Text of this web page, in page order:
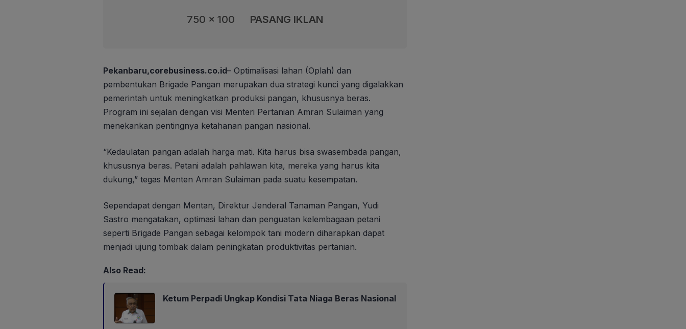
750 x 100 PASANG IKLAN
Pekanbaru,corebusiness.co.id– Optimalisasi lahan (Oplah) dan
pembentukan Brigade Pangan merupakan dua strategi kunci yang digalakkan
pemerintah untuk meningkatkan produksi pangan, khususnya beras.
Program ini sejalan dengan visi Menteri Pertanian Amran Sulaiman yang
menekankan pentingnya ketahanan pangan nasional.
“Kedaulatan pangan adalah harga mati. Kita harus bisa swasembada pangan,
khususnya beras. Petani adalah pahlawan kita, mereka yang harus kita
dukung,” tegas Menten Amran Sulaiman pada suatu kesempatan.
Sependapat dengan Mentan, Direktur Jenderal Tanaman Pangan, Yudi
Sastro mengatakan, optimasi lahan dan penguatan kelembagaan petani
seperti Brigade Pangan sebagai kelompok tani modern diharapkan dapat
menjadi ujung tombak dalam peningkatan produktivitas pertanian.
Also Read:
Ketum Perpadi Ungkap Kondisi Tata Niaga Beras Nasional